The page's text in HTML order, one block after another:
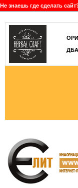
Не знаешь где сделать
]